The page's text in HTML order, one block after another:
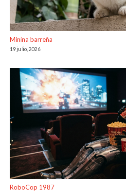
Minina barreña
19 julio, 2026
RoboCop 1987